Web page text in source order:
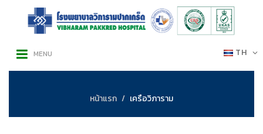
TH
MENU
หน้าแรก เครือวิภาราม